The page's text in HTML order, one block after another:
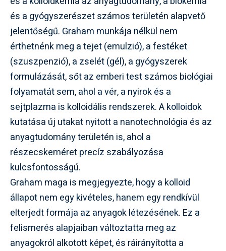
és a gyógyszerészet számos területén alapvető
jelentőségű. Graham munkája nélkül nem
érthetnénk meg a tejet (emulzió), a festéket
(szuszpenzió), a zselét (gél), a gyógyszerek
formulázását, sőt az emberi test számos biológiai
folyamatát sem, ahol a vér, a nyirok és a
sejtplazma is kolloidális rendszerek. A kolloidok
kutatása új utakat nyitott a nanotechnológia és az
anyagtudomány területén is, ahol a
részecskeméret precíz szabályozása
kulcsfontosságú.
Graham maga is megjegyezte, hogy a kolloid
állapot nem egy kivételes, hanem egy rendkívül
elterjedt formája az anyagok létezésének. Ez a
felismerés alapjaiban változtatta meg az
anyagokról alkotott képet, és ráirányította a